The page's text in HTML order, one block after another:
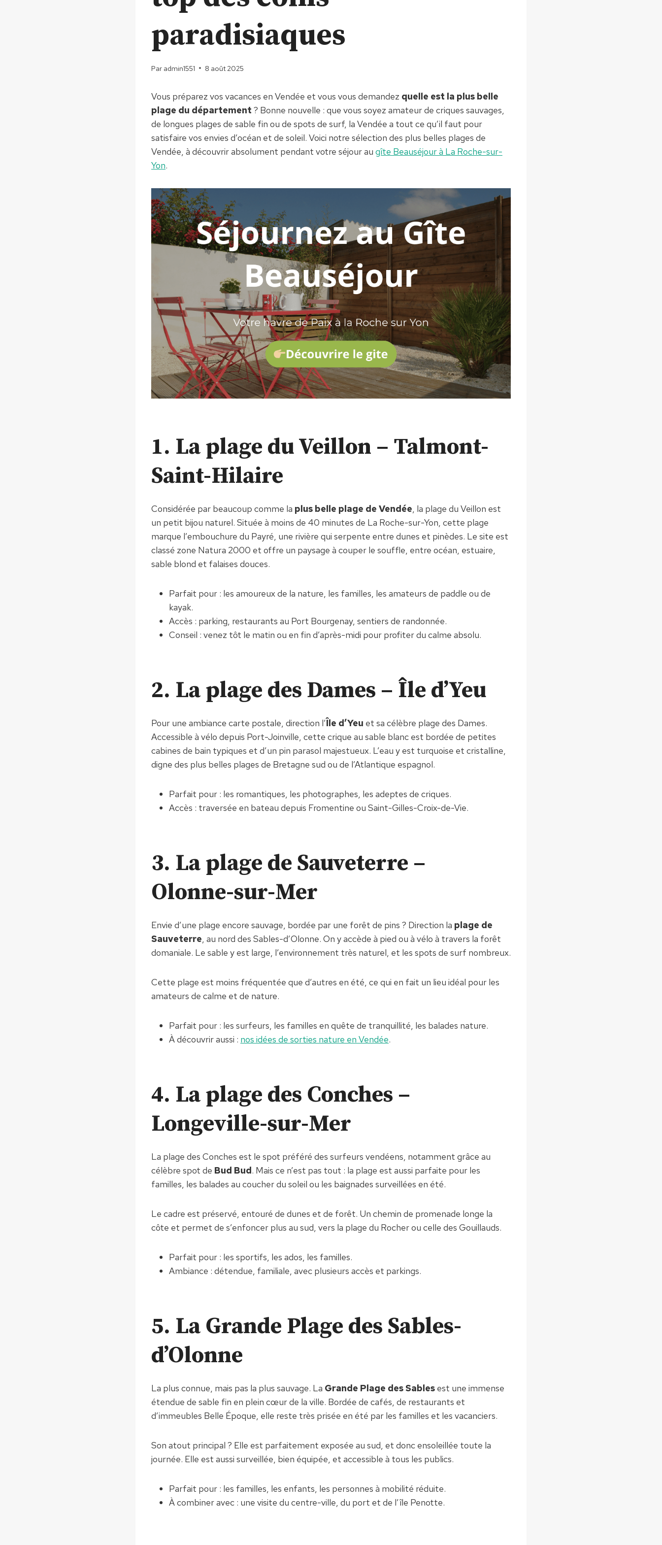
paradisiaques
Par admin1551 8 août 2025
Vous préparez vos vacances en Vendée et vous vous demandez quelle est la plus belle
plage du département ? Bonne nouvelle : que vous soyez amateur de criques sauvages,
de longues plages de sable fin ou de spots de surf, la Vendée a tout ce qu’il faut pour
satisfaire vos envies d’océan et de soleil. Voici notre sélection des plus belles plages de
Vendée, à découvrir absolument pendant votre séjour au gîte Beauséjour à La Roche-sur-
Yon.
1. La plage du Veillon – Talmont-
Saint-Hilaire
Considérée par beaucoup comme la plus belle plage de Vendée, la plage du Veillon est
un petit bijou naturel. Située à moins de 40 minutes de La Roche-sur-Yon, cette plage
marque l’embouchure du Payré, une rivière qui serpente entre dunes et pinèdes. Le site est
classé zone Natura 2000 et offre un paysage à couper le souffle, entre océan, estuaire,
sable blond et falaises douces.
Parfait pour : les amoureux de la nature, les familles, les amateurs de paddle ou de
kayak.
Accès : parking, restaurants au Port Bourgenay, sentiers de randonnée.
Conseil : venez tôt le matin ou en fin d’après-midi pour profiter du calme absolu.
2. La plage des Dames – Île d’Yeu
Pour une ambiance carte postale, direction l’Île d’Yeu et sa célèbre plage des Dames.
Accessible à vélo depuis Port-Joinville, cette crique au sable blanc est bordée de petites
cabines de bain typiques et d’un pin parasol majestueux. L’eau y est turquoise et cristalline,
digne des plus belles plages de Bretagne sud ou de l’Atlantique espagnol.
Parfait pour : les romantiques, les photographes, les adeptes de criques.
Accès : traversée en bateau depuis Fromentine ou Saint-Gilles-Croix-de-Vie.
3. La plage de Sauveterre –
Olonne-sur-Mer
Envie d’une plage encore sauvage, bordée par une forêt de pins ? Direction la plage de
Sauveterre, au nord des Sables-d’Olonne. On y accède à pied ou à vélo à travers la forêt
domaniale. Le sable y est large, l’environnement très naturel, et les spots de surf nombreux.
Cette plage est moins fréquentée que d’autres en été, ce qui en fait un lieu idéal pour les
amateurs de calme et de nature.
Parfait pour : les surfeurs, les familles en quête de tranquillité, les balades nature.
À découvrir aussi : nos idées de sorties nature en Vendée.
4. La plage des Conches –
Longeville-sur-Mer
La plage des Conches est le spot préféré des surfeurs vendéens, notamment grâce au
célèbre spot de Bud Bud. Mais ce n’est pas tout : la plage est aussi parfaite pour les
familles, les balades au coucher du soleil ou les baignades surveillées en été.
Le cadre est préservé, entouré de dunes et de forêt. Un chemin de promenade longe la
côte et permet de s’enfoncer plus au sud, vers la plage du Rocher ou celle des Gouillauds.
Parfait pour : les sportifs, les ados, les familles.
Ambiance : détendue, familiale, avec plusieurs accès et parkings.
5. La Grande Plage des Sables-
d’Olonne
La plus connue, mais pas la plus sauvage. La Grande Plage des Sables est une immense
étendue de sable fin en plein cœur de la ville. Bordée de cafés, de restaurants et
d’immeubles Belle Époque, elle reste très prisée en été par les familles et les vacanciers.
Son atout principal ? Elle est parfaitement exposée au sud, et donc ensoleillée toute la
journée. Elle est aussi surveillée, bien équipée, et accessible à tous les publics.
Parfait pour : les familles, les enfants, les personnes à mobilité réduite.
À combiner avec : une visite du centre-ville, du port et de l’île Penotte.